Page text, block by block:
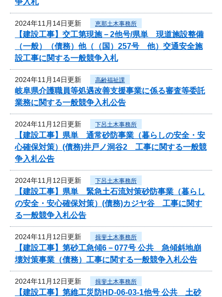
2024年11月14日更新 恵那土木事務所
【建設工事】交工第現施－2他号/県単 現道施設整備
（一般）（債務）他（（国）257号 他）交通安全施
設工事に関する一般競争入札
2024年11月14日更新 高齢福祉課
岐阜県介護職員等処遇改善支援事業に係る審査等委託
業務に関する一般競争入札公告
2024年11月12日更新 下呂土木事務所
【建設工事】県単 通常砂防事業（暮らしの安全・安
心確保対策）(債務)井戸ノ洞谷2 工事に関する一般競
争入札公告
2024年11月12日更新 下呂土木事務所
【建設工事】県単 緊急土石流対策砂防事業（暮らし
の安全・安心確保対策）(債務)カジヤ谷 工事に関す
る一般競争入札公告
2024年11月12日更新 揖斐土木事務所
【建設工事】第砂工急傾6－077号 公共 急傾斜地崩
壊対策事業（債務）工事に関する一般競争入札公告
2024年11月12日更新 揖斐土木事務所
【建設工事】第維工災防HD-06-03-1他号 公共 土砂